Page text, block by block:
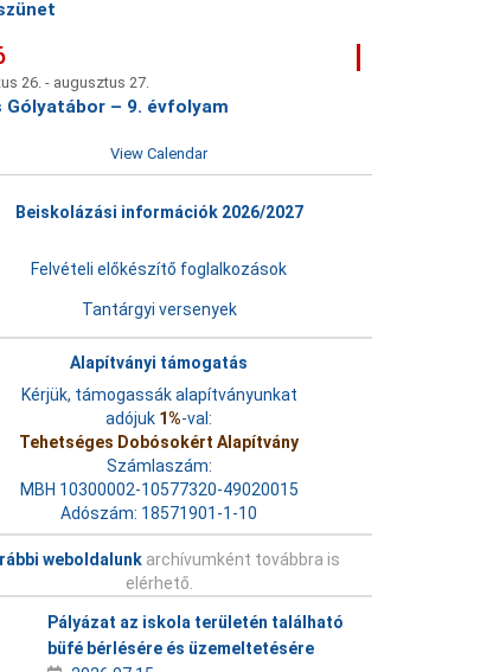
26. - augusztus 27.
Gólyatábor – 9. évfolyam
View Calendar
Beiskolázási információk 2026/2027
Felvételi előkészítő foglalkozások
Tantárgyi versenyek
Alapítványi támogatás
Kérjük, támogassák alapítványunkat
adójuk 1%-val:
Tehetséges Dobósokért Alapítvány
Számlaszám:
MBH 10300002-10577320-49020015
Adószám: 18571901-1-10
weboldalunk archívumként továbbra is
elérhető.
Pályázat az iskola területén található
büfé bérlésére és üzemeltetésére